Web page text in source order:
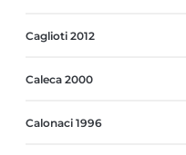
Caglioti 2012
Caleca 2000
Calonaci 1996